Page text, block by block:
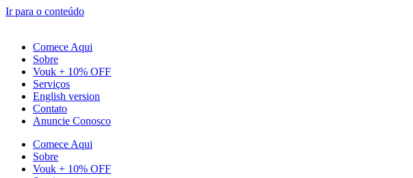
Ir para o conteúdo
Comece Aqui
Sobre
Vouk + 10% OFF
Serviços
English version
Contato
Anuncie Conosco
Comece Aqui
Sobre
Vouk + 10% OFF